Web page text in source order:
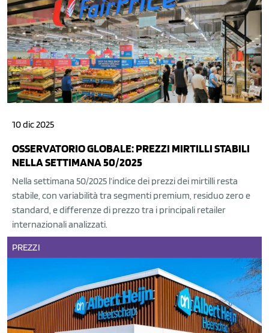
10 dic 2025
OSSERVATORIO GLOBALE: PREZZI MIRTILLI STABILI
NELLA SETTIMANA 50/2025
Nella settimana 50/2025 l’indice dei prezzi dei mirtilli resta
stabile, con variabilità tra segmenti premium, residuo zero e
standard, e differenze di prezzo tra i principali retailer
internazionali analizzati.
PREZZI